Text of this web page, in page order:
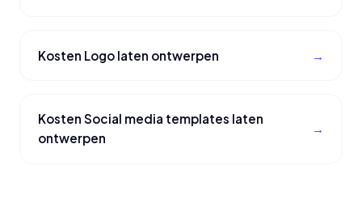
Kosten Logo laten ontwerpen
Kosten Social media templates laten
ontwerpen